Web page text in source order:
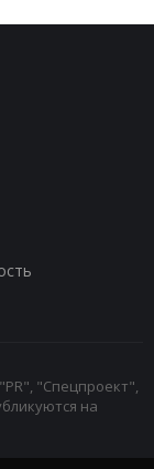
"Спецпроект",
на